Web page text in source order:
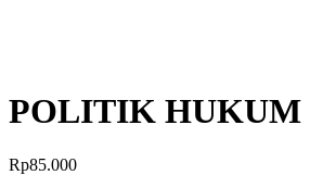
POLITIK HUKUM
Rp85.000